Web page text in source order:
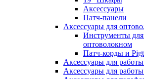
Аксессуары
Патч-панели
Аксессуары для
Инструменты
оптоволокном
Патч-корды и
Аксессуары для
Аксессуары для